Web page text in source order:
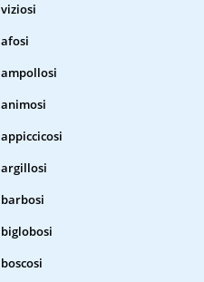
viziosi
afosi
ampollosi
animosi
appiccicosi
argillosi
barbosi
biglobosi
boscosi